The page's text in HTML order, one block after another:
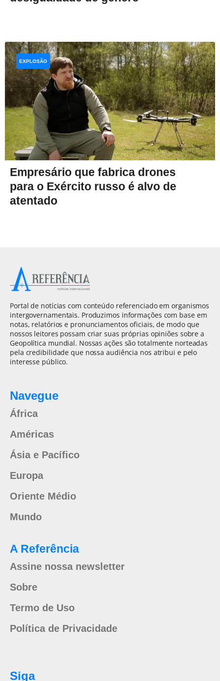
Empresário que fabrica drones
para o Exército russo é alvo de
atentado
EXPLOSÃO
Portal de notícias com conteúdo referenciado em organismos
intergovernamentais. Produzimos informações com base em
notas, relatórios e pronunciamentos oficiais, de modo que
nossos leitores possam criar suas próprias opiniões sobre a
Geopolítica mundial. Nossas ações são totalmente norteadas
pela credibilidade que nossa audiência nos atribui e pelo
interesse público.
Navegue
África
Américas
Ásia e Pacífico
Europa
Oriente Médio
Mundo
A Referência
Assine nossa newsletter
Sobre
Termo de Uso
Política de Privacidade
Siga